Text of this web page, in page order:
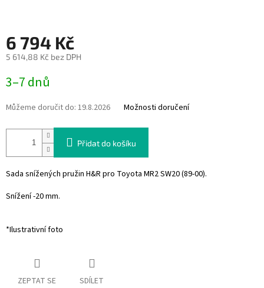
6 794 Kč
5 614,88 Kč bez DPH
cena:
3–7 dnů
Můžeme doručit do: 19.8.2026 Možnosti doručení
Přidat do košíku
Sada snížených pružin H&R pro Toyota MR2 SW20 (89-00).
Snížení -20 mm.
*Ilustrativní foto
ZEPTAT SE SDÍLET